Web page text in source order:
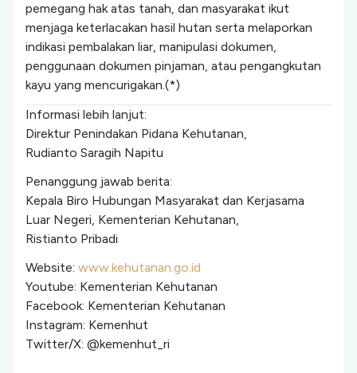
pemegang hak atas tanah, dan masyarakat ikut
menjaga keterlacakan hasil hutan serta melaporkan
indikasi pembalakan liar, manipulasi dokumen,
penggunaan dokumen pinjaman, atau pengangkutan
kayu yang mencurigakan.(*)
Informasi lebih lanjut:
Direktur Penindakan Pidana Kehutanan,
Rudianto Saragih Napitu
Penanggung jawab berita:
Kepala Biro Hubungan Masyarakat dan Kerjasama
Luar Negeri, Kementerian Kehutanan,
Ristianto Pribadi
Website: www.kehutanan.go.id
Youtube: Kementerian Kehutanan
Facebook: Kementerian Kehutanan
Instagram: Kemenhut
Twitter/X: @kemenhut_ri